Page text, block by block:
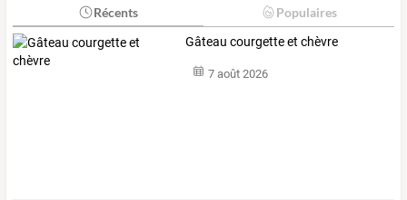
Récents Populaires
Gâteau courgette et chèvre
7 août 2026